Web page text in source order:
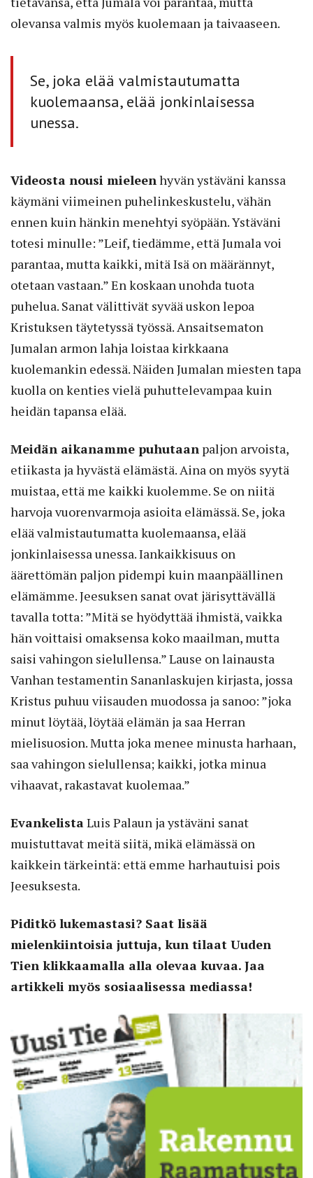
olevansa valmis myös kuolemaan ja taivaaseen.
Se, joka elää valmistautumatta
kuolemaansa, elää jonkinlaisessa
unessa.
Videosta nousi mieleenhyvän ystäväni kanssa
käymäni viimeinen puhelinkeskustelu, vähän
ennen kuin hänkin menehtyi syöpään. Ystäväni
totesi minulle: ”Leif, tiedämme, että Jumala voi
parantaa, mutta kaikki, mitä Isä on määrännyt,
otetaan vastaan.” En koskaan unohda tuota
puhelua. Sanat välittivät syvää uskon lepoa
Kristuksen täytetyssä työssä. Ansaitsematon
Jumalan armon lahja loistaa kirkkaana
kuolemankin edessä. Näiden Jumalan miesten tapa
kuolla on kenties vielä puhuttelevampaa kuin
heidän tapansa elää.
Meidän aikanamme puhutaan paljon arvoista,
etiikasta ja hyvästä elämästä. Aina on myös syytä
muistaa, että me kaikki kuolemme. Se on niitä
harvoja vuorenvarmoja asioita elämässä. Se, joka
elää valmistautumatta kuolemaansa, elää
jonkinlaisessa unessa. Iankaikkisuus on
äärettömän paljon pidempi kuin maanpäällinen
elämämme. Jeesuksen sanat ovat järisyttävällä
tavalla totta: ”Mitä se hyödyttää ihmistä, vaikka
hän voittaisi omaksensa koko maailman, mutta
saisi vahingon sielullensa.” Lause on lai­nausta
Vanhan testamentin Sananlaskujen kirjasta, jossa
Kristus puhuu viisauden muodossa ja sanoo: ”joka
minut löytää, löytää elämän ja saa Herran
mielisuosion. Mutta joka menee minusta harhaan,
saa vahingon sielullensa; kaikki, jotka minua
vihaavat, rakastavat kuolemaa.”
EvankelistaLuis Palaun ja ystäväni sanat
muistuttavat meitä siitä, mikä elämässä on
kaikkein tärkeintä: että emme harhautuisi pois
Jeesuksesta.
Piditkö lukemastasi? Saat lisää
mielenkiintoisia juttuja, kun tilaat Uuden
Tien klikkaamalla alla olevaa kuvaa. Jaa
artikkeli myös sosiaalisessa mediassa!